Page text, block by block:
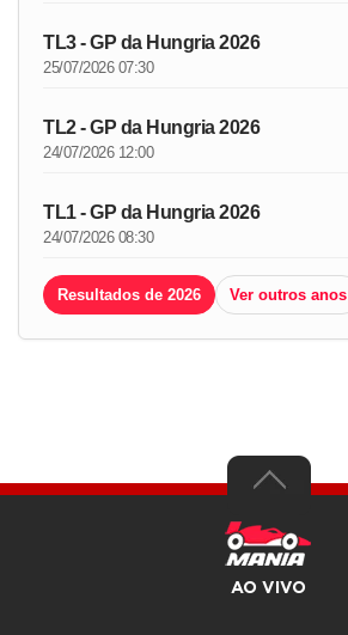
TL3 - GP da Hungria 2026
25/07/2026 07:30
TL2 - GP da Hungria 2026
24/07/2026 12:00
TL1 - GP da Hungria 2026
24/07/2026 08:30
Resultados de 2026 Ver outros anos
AO VIVO